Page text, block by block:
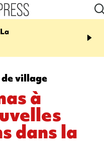
08:37
braderie de l'océan
village
à
dans la